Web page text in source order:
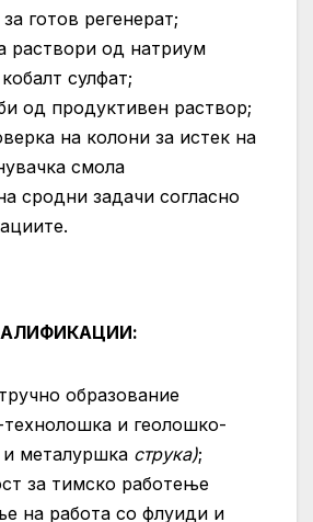
готов регенерат;
раствори од натриум
сулфат;
од продуктивен раствор;
на колони за истек на
смола
сродни задачи согласно
образование
и геолошко-
и металуршка струка);
за тимско работење
на работа со флуиди и